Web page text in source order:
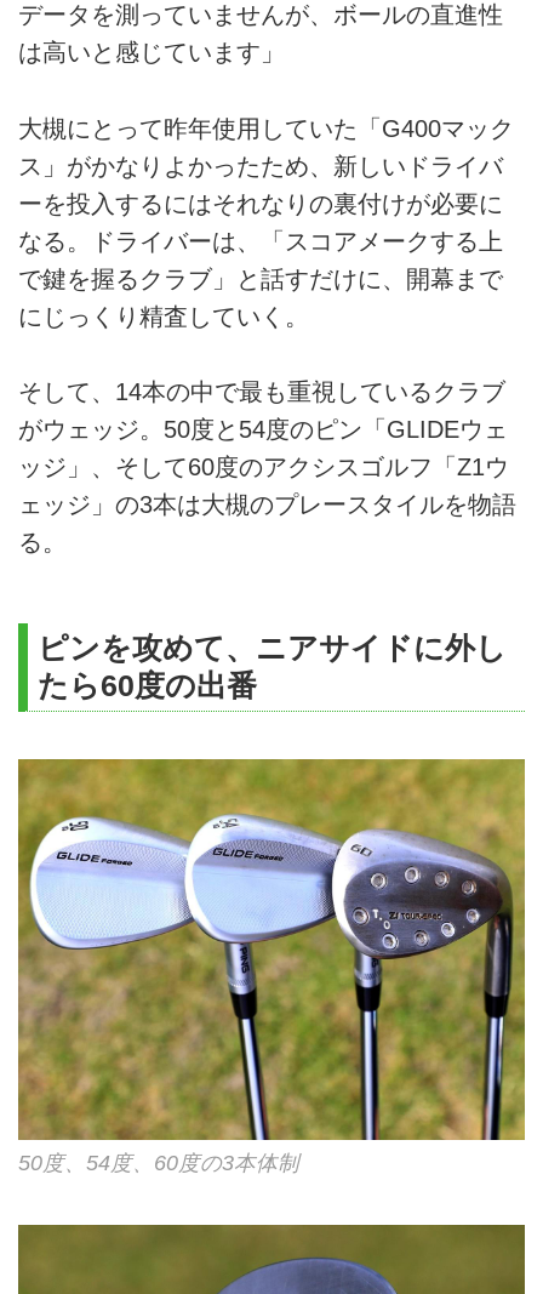
データを測っていませんが、ボールの直進性
は高いと感じています」
大槻にとって昨年使用していた「G400マック
ス」がかなりよかったため、新しいドライバ
ーを投入するにはそれなりの裏付けが必要に
なる。ドライバーは、「スコアメークする上
で鍵を握るクラブ」と話すだけに、開幕まで
にじっくり精査していく。
そして、14本の中で最も重視しているクラブ
がウェッジ。50度と54度のピン「GLIDEウェ
ッジ」、そして60度のアクシスゴルフ「Z1ウ
ェッジ」の3本は大槻のプレースタイルを物語
る。
ピンを攻めて、ニアサイドに外し
たら60度の出番
50度、54度、60度の3本体制